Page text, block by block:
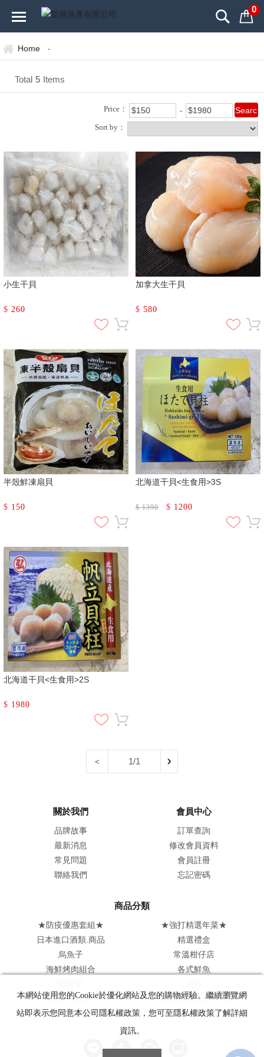
0
Home -
Total 5 Items
Price：
Sort by：
小生干貝
$ 260
加拿大生干貝
$ 580
半殼鮮凍扇貝
$ 150
北海道干貝<生食用>3S
$1390 $ 1200
北海道干貝<生食用>2S
$ 1980
< 1/1
關於我們
品牌故事
最新消息
常見問題
聯絡我們
會員中心
訂單查詢
修改會員資料
會員註冊
忘記密碼
商品分類
★防疫優惠套組★
★強打精選年菜★
日本進口酒類.商品
精選禮盒
烏魚子
常溫柑仔店
海鮮烤肉組合
各式鮮魚
涼拌即食類
炸物/各類點心/丸子系列
肉類美食系列
本網站使用您的Cookie於優化網站及您的購物經驗。繼續瀏覽網
站即表示您同意本公司隱私權政策，您可至隱私權政策了解詳細
資訊。